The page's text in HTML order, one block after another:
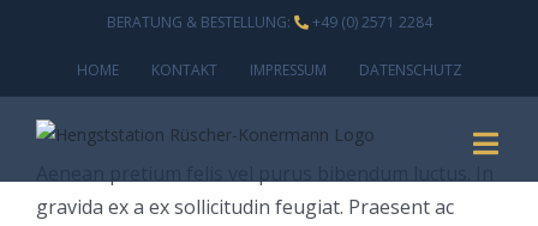
BERATUNG & BESTELLUNG: +49 (0) 2571 2284
HOME KONTAKT IMPRESSUM DATENSCHUTZ
gravida ex a ex sollicitudin feugiat. Praesent ac